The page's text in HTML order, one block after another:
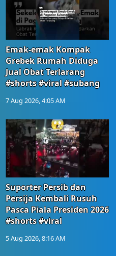
Emak-emak Kompak
Grebek Rumah Diduga
Jual Obat Terlarang
#shorts #viral #subang
7 Aug 2026, 4:05 AM
Suporter Persib dan
Persija Kembali Rusuh
Pasca Piala Presiden 2026
#shorts #viral
5 Aug 2026, 8:16 AM